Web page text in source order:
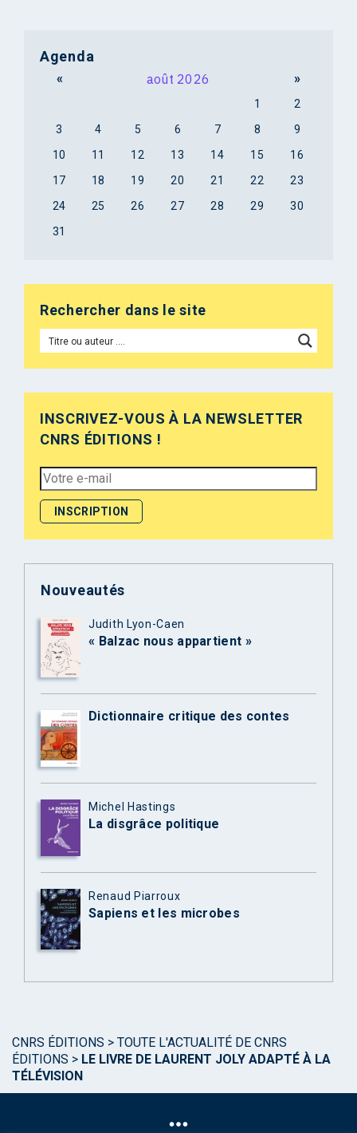
Agenda
« août 2026 »
1
2
3
4 5 6 7 8
9
10
11 12 13 14 15
16
17
18 19 20 21 22
23
24
25 26 27 28 29
30
31
Rechercher dans le site
INSCRIVEZ-VOUS À LA NEWSLETTER
CNRS ÉDITIONS !
Nouveautés
Judith Lyon-Caen
« Balzac nous appartient »
Dictionnaire critique des contes
Michel Hastings
La disgrâce politique
Renaud Piarroux
Sapiens et les microbes
CNRS ÉDITIONS > TOUTE L'ACTUALITÉ DE CNRS
ÉDITIONS > LE LIVRE DE LAURENT JOLY ADAPTÉ À LA
TÉLÉVISION